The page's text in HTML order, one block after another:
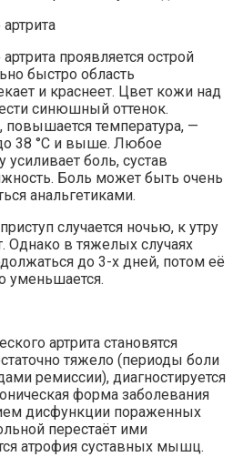
проявляется острой
быстро область
и краснеет. Цвет кожи над
синюшный оттенок.
температура, —
38 °C и выше. Любое
усиливает боль, сустав
Боль может быть очень
анальгетиками.
случается ночью, к утру
Однако в тяжелых случаях
до 3-х дней, потом её
уменьшается.
артрита становятся
тяжело (периоды боли
ремиссии), диагностируется
форма заболевания
дисфункции пораженных
перестаёт ими
атрофия суставных мышц.